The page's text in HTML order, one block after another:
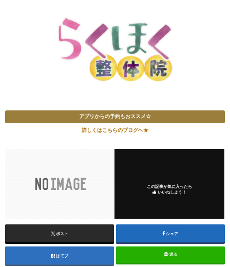
アプリからの予約もおススメ☆
詳しくはこちらのブログへ★
この記事が気に入ったら
いいねしよう！
ポスト シェア
はてブ 送る